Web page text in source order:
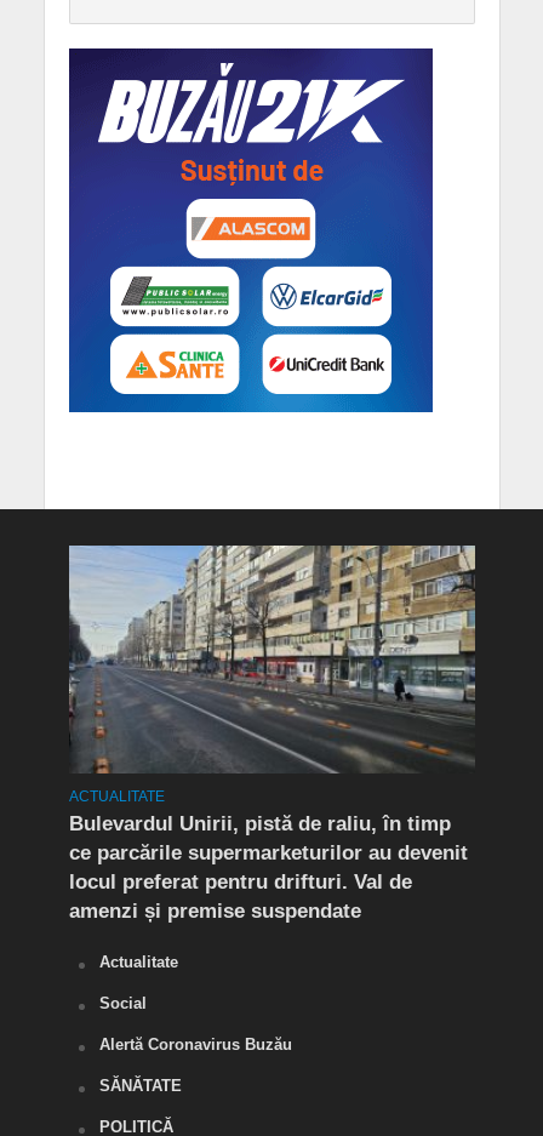
ACTUALITATE
Bulevardul Unirii, pistă de raliu, în timp
ce parcările supermarketurilor au devenit
locul preferat pentru drifturi. Val de
amenzi și premise suspendate
Actualitate
Social
Alertă Coronavirus Buzău
SĂNĂTATE
POLITICĂ